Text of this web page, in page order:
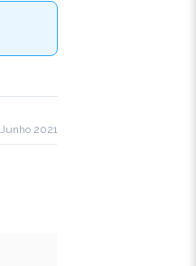
2021